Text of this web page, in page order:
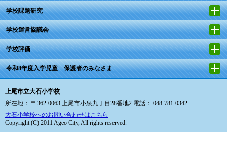
学校課題研究
学校運営協議会
学校評価
令和8年度入学児童 保護者のみなさま
上尾市立大石小学校
所在地： 〒362-0063 上尾市小泉九丁目28番地2 電話： 048-781-0342
大石小学校へのお問い合わせはこちら
Copyright (C) 2011 Ageo City, All rights reserved.